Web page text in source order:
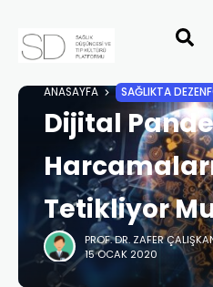
ANASAYFA SAĞLIKTA
Dijital
Tetikliyor
PROF. DR. ZAFER
15 OCAK 2020